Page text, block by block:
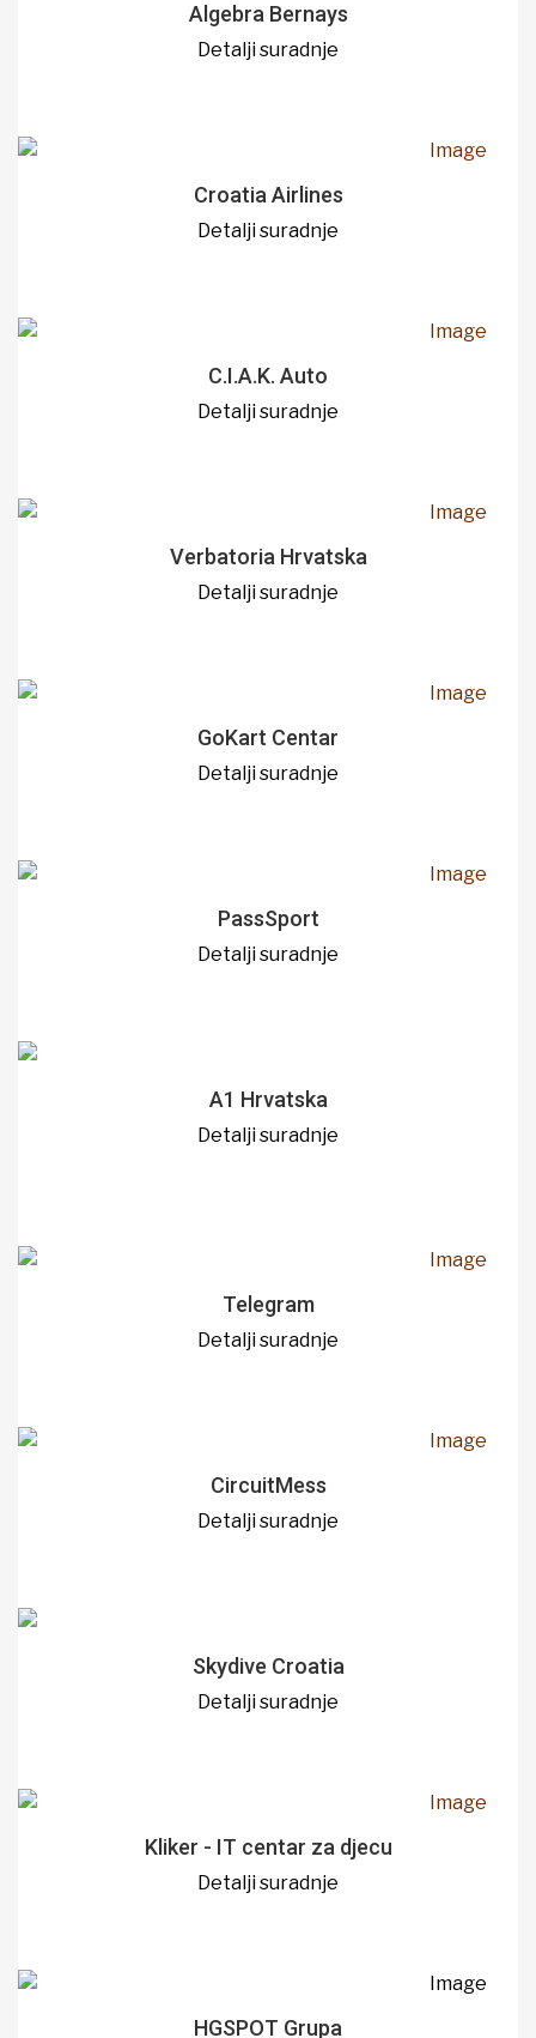
Algebra Bernays
Detalji suradnje
Croatia Airlines
Detalji suradnje
C.I.A.K. Auto
Detalji suradnje
Verbatoria Hrvatska
Detalji suradnje
GoKart Centar
Detalji suradnje
PassSport
Detalji suradnje
A1 Hrvatska
Detalji suradnje
Telegram
Detalji suradnje
CircuitMess
Detalji suradnje
Skydive Croatia
Detalji suradnje
Kliker - IT centar za djecu
Detalji suradnje
HGSPOT Grupa